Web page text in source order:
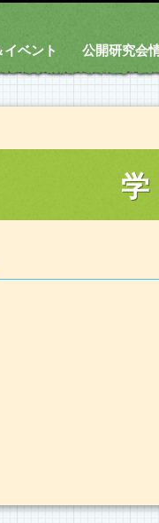
ベント 公開研究会